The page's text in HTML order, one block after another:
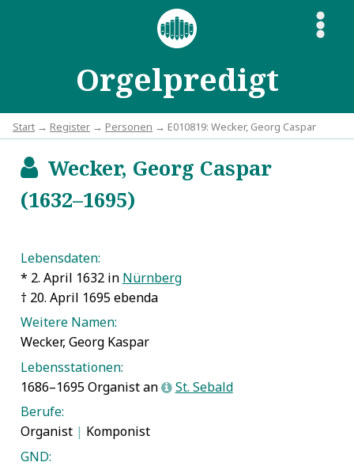
Orgelpredigt
S
Start → Register → Personen → E010819: Wecker, Georg Caspar
bWecker, Georg Caspar
(1632–1695)
Lebensdaten:
* 2. April 1632 in Nürnberg
† 20. April 1695 ebenda
Weitere Namen:
Wecker, Georg Kaspar
Lebensstationen:
1686–1695 Organist an L St. Sebald
Berufe:
Organist | Komponist
GND: